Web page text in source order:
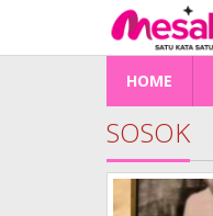
konten
HOME
SOSOK